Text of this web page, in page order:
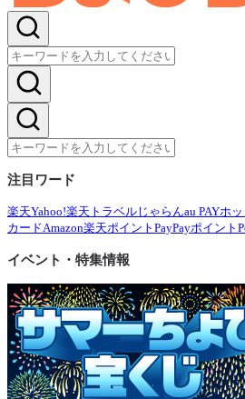
注目ワード
楽天Yahoo!楽天トラベル じゃらんau PAYホ
カードAmazon楽天ポイント PayPayポイント
イベント・特集情報